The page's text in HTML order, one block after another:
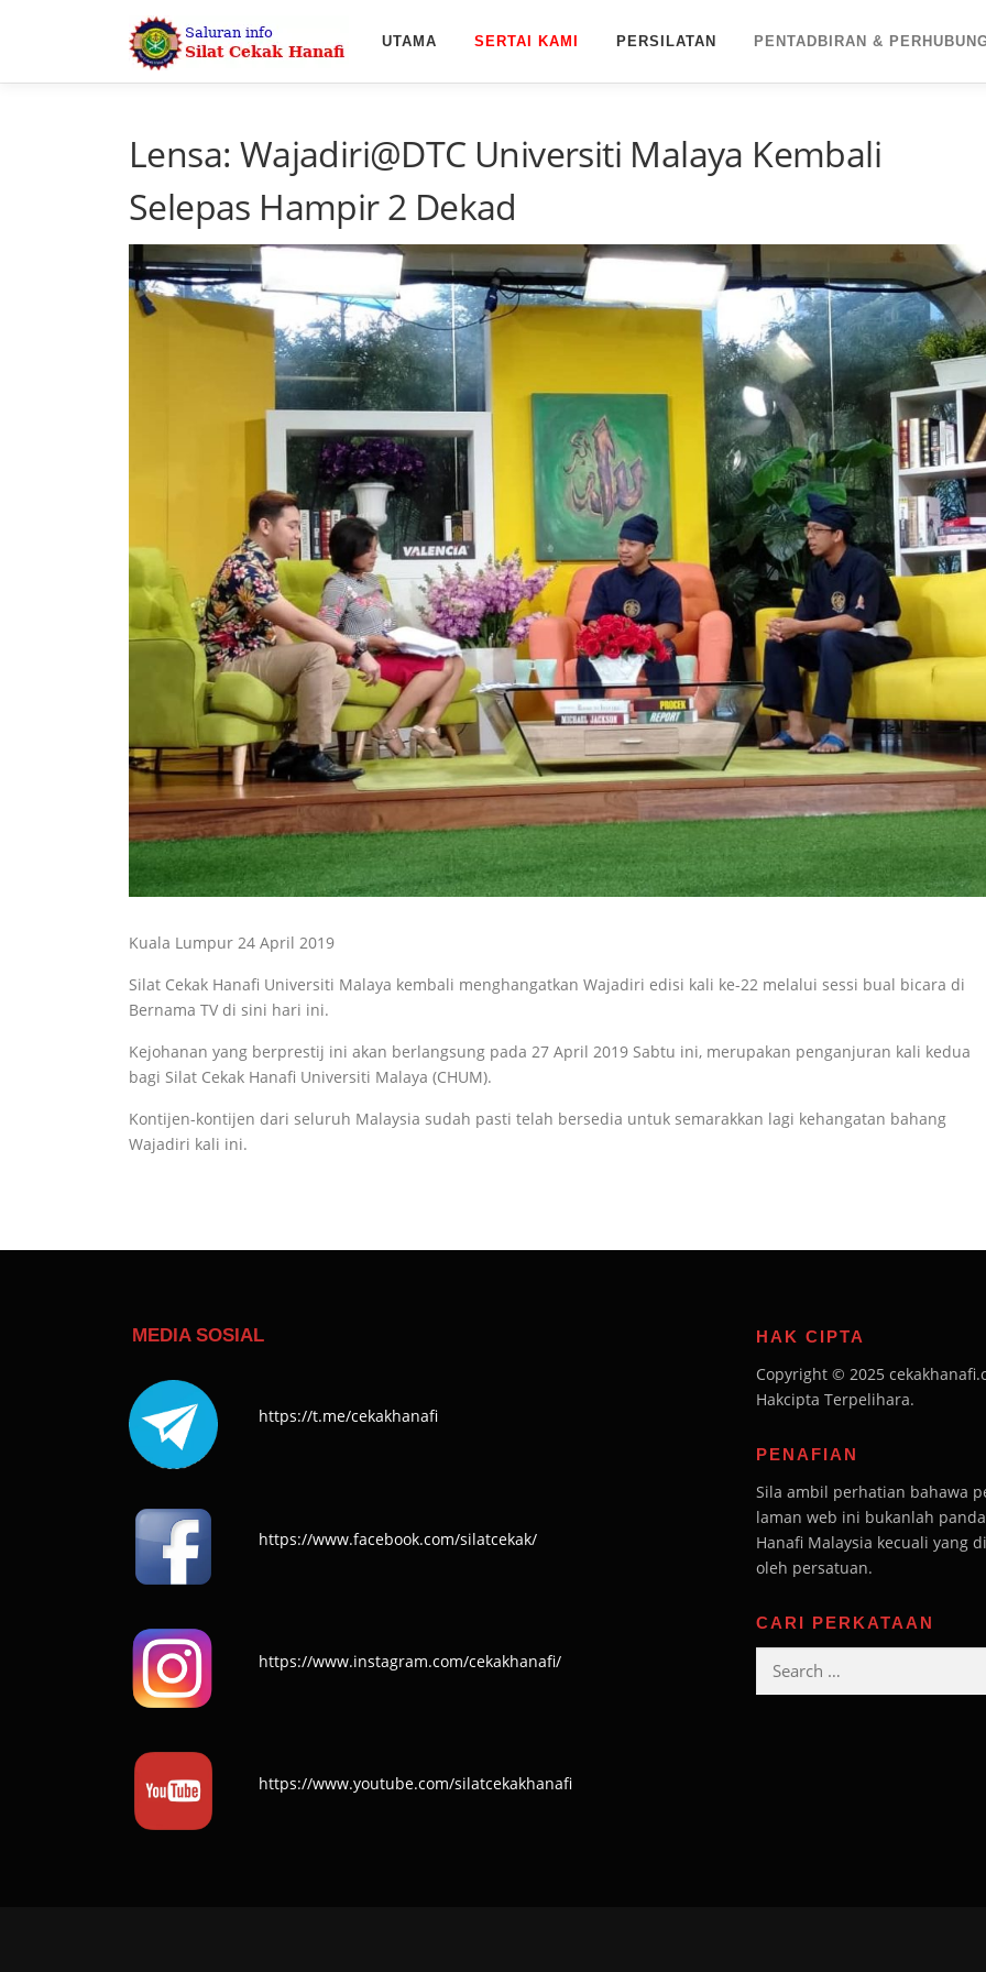
UTAMA SERTAI KAMI PERSILATAN PENTADBIRAN &
Lensa: Wajadiri@DTC Universiti Malaya Kembali
Selepas Hampir 2 Dekad
Kuala Lumpur 24 April 2019
Silat Cekak Hanafi Universiti Malaya kembali menghangatkan Wajadiri edisi kali ke-22 melalui sessi bual bicara di
Bernama TV di sini hari ini.
Kejohanan yang berprestij ini akan berlangsung pada 27 April 2019 Sabtu ini, merupakan penganjuran kali kedua
bagi Silat Cekak Hanafi Universiti Malaya (CHUM).
Kontijen-kontijen dari seluruh Malaysia sudah pasti telah bersedia untuk semarakkan lagi kehangatan bahang
Wajadiri kali ini.
MEDIA SOSIAL
https://t.me/cekakhanafi
https://www.facebook.com/silatcekak/
https://www.instagram.com/cekakhanafi/
https://www.youtube.com/silatcekakhanafi
HAK CIPTA
Copyright © 2025
Hakcipta Terpelihara.
PENAFIAN
Sila ambil perhatian bahawa
laman web ini bukanlah
Hanafi Malaysia kecuali yang
oleh persatuan.
CARI PERKATAAN
for: